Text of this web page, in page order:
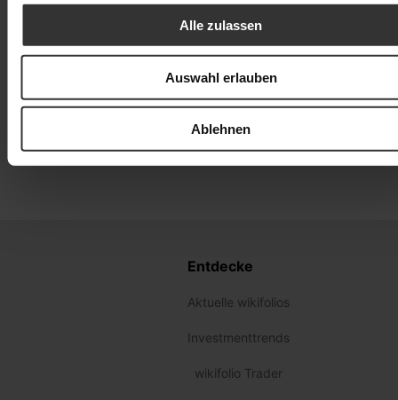
Alle zulassen
Auswahl erlauben
Ablehnen
Entdecke
Aktuelle wikifolios
Investmenttrends
wikifolio Trader